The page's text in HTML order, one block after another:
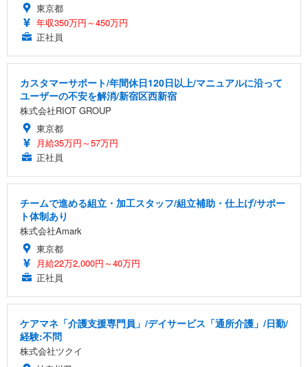
東京都
年収350万円～450万円
正社員
カスタマーサポート/年間休日120日以上/マニュアルに沿って
ユーザーの不安を解消/新宿区西新宿
株式会社RIOT GROUP
東京都
月給35万円～57万円
正社員
チームで進める組立・加工スタッフ/組立補助・仕上げ/サポー
ト体制あり
株式会社Amark
東京都
月給22万2,000円～40万円
正社員
ケアマネ「介護支援専門員」/デイサービス「通所介護」/日勤/
経験:不問
株式会社ツクイ